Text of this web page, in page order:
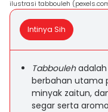
ilustrasi tabbouleh
Intinya Sih
Tabboulehadalah
berbahan utama
minyak zaitun,
segar serta